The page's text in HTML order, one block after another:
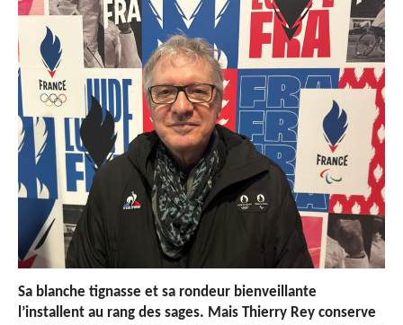
Sa blanche tignasse et sa rondeur bienveillante
l’installent au rang des sages. Mais Thierry Rey conserve